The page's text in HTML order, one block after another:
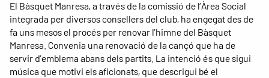
El Bàsquet Manresa, a través de la comissió de l’Àrea Social
integrada per diversos consellers del club, ha engegat des de
fa uns mesos el procés per renovar l’himne del Bàsquet
Manresa. Convenia una renovació de la cançó que ha de
servir d’emblema abans dels partits. La intenció és que sigui
música que motivi els aficionats, que descrigui bé el